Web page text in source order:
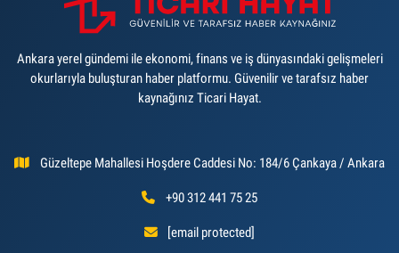
Ankara yerel gündemi ile ekonomi, finans ve iş dünyasındaki gelişmeleri
okurlarıyla buluşturan haber platformu. Güvenilir ve tarafsız haber
kaynağınız Ticari Hayat.
Güzeltepe Mahallesi Hoşdere Caddesi No: 184/6 Çankaya / Ankara
+90 312 441 75 25
[email protected]